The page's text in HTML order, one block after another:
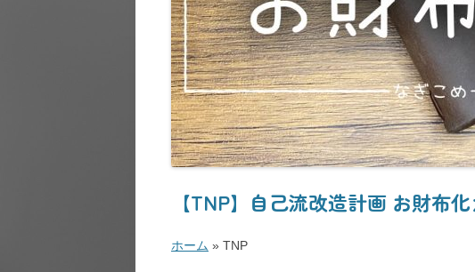
【TNP】自己流改造計画 お財布
ホーム » TNP